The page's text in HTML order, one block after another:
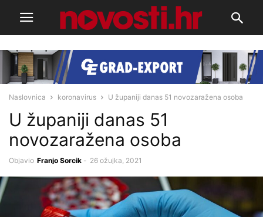
Naslovnica koronavirus U županiji danas 51 novozaražena osoba
U županiji danas 51
novozaražena osoba
Objavio Franjo Sorcik - 26 ožujka, 2021